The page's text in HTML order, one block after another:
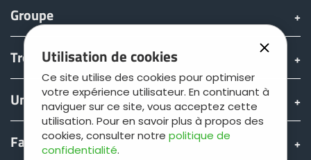
Utilisation de cookies
Ce site utilise des cookies pour optimiser
votre expérience utilisateur. En continuant à
naviguer sur ce site, vous acceptez cette
utilisation. Pour en savoir plus à propos des
cookies, consulter notre politique de
confidentialité.
Groupe
Trouver & acheter
Univers JOSKIN
Fan shop